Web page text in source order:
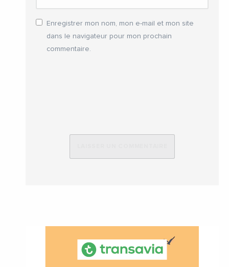
Enregistrer mon nom, mon e-mail et mon site
dans le navigateur pour mon prochain
commentaire.